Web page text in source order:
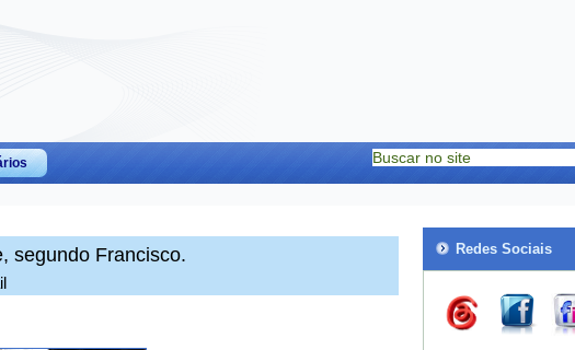
segundo Francisco. Redes Sociais